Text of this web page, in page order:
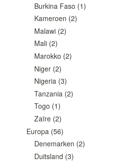
Burkina Faso (1)
Kameroen (2)
Malawi (2)
Mali (2)
Marokko (2)
Niger (2)
Nigeria (3)
Tanzania (2)
Togo (1)
Zaïre (2)
Europa (56)
Denemarken (2)
Duitsland (3)